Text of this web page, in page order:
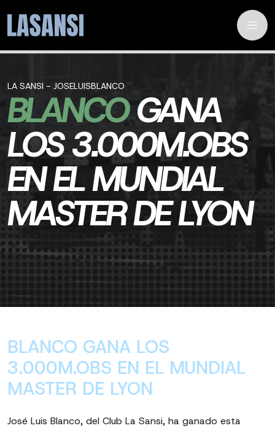
LA SANSI - JOSELUISBLANCO
BLANCO GANA
LOS 3.000M.OBS
EN EL MUNDIAL
MASTER DE LYON
BLANCO GANA LOS
3.000M.OBS EN EL MUNDIAL
MASTER DE LYON
José Luis Blanco, del Club La Sansi, ha ganado esta